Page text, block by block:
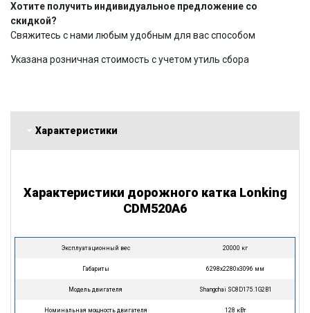
Хотите получить индивидуальное предложение со
скидкой?
Свяжитесь с нами любым удобным для вас способом
Указана розничная стоимость с учетом утиль сбора
Характеристики
Характеристики дорожного катка Lonking
CDM520A6
Эксплуатационный вес 20000 кг
Габариты 6298х2280х3096 мм
Модель двигателя Shangchai SC8D175.1G2B1
Номинальная мощность двигателя 128 кВт